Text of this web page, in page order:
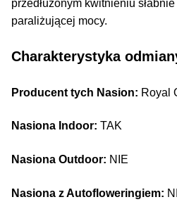
przedłużonym kwitnieniu
paraliżującej mocy.
Charakterystyka
Producent tych Nasion: Royal
Nasiona Indoor: TAK
Nasiona Outdoor: NIE
Nasiona z Autofloweringiem: